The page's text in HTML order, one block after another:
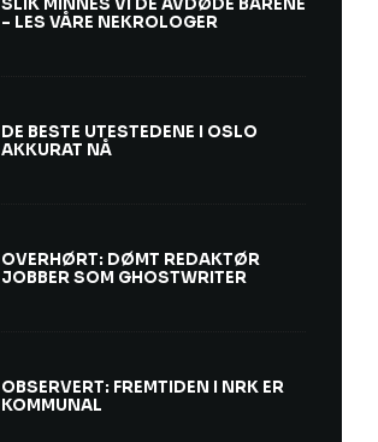
– LES VÅRE NEKROLOGER
DE BESTE UTESTEDENE I OSLO
AKKURAT NÅ
OVERHØRT: DØMT REDAKTØR
JOBBER SOM GHOSTWRITER
OBSERVERT: FREMTIDEN I NRK ER
KOMMUNAL